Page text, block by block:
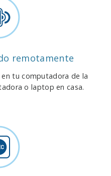
remotamente
en tu computadora de la
o laptop en casa.